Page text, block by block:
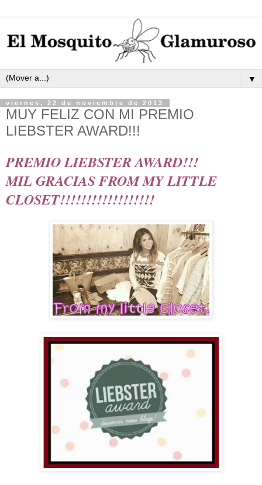
▼
viernes, 22 de noviembre de 2013
MUY FELIZ CON MI PREMIO
LIEBSTER AWARD!!!
PREMIO LIEBSTER AWARD!!!
MIL GRACIAS FROM MY LITTLE
CLOSET!!!!!!!!!!!!!!!!!!